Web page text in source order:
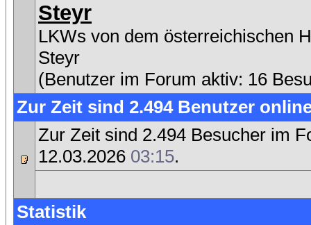
Steyr
LKWs von dem österreichischen
Steyr
(Benutzer im Forum aktiv: 16
Zur Zeit sind 2.494 Benutzer
Zur Zeit sind 2.494 Besucher im
12.03.2026 03:15.
Statistik